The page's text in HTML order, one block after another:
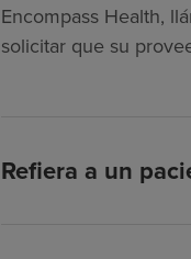
Encompass Health,
solicitar que su
Refiera a un